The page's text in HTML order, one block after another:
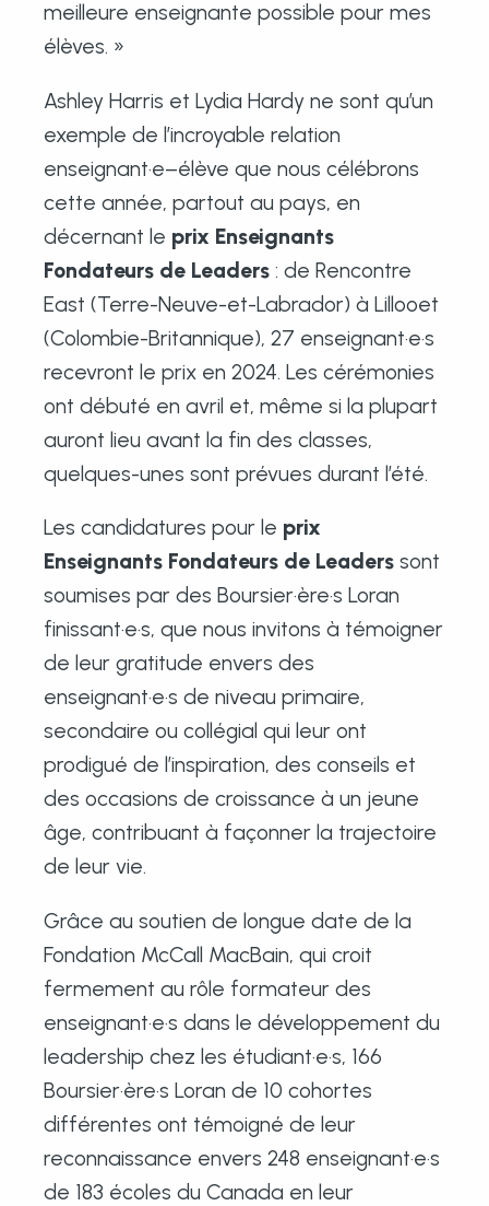
meilleure enseignante possible pour mes
élèves. »
Ashley Harris et Lydia Hardy ne sont qu’un
exemple de l’incroyable relation
enseignant·e–élève que nous célébrons
cette année, partout au pays, en
décernant le prix Enseignants
Fondateurs de Leaders : de Rencontre
East (Terre-Neuve-et-Labrador) à Lillooet
(Colombie-Britannique), 27 enseignant·e·s
recevront le prix en 2024. Les cérémonies
ont débuté en avril et, même si la plupart
auront lieu avant la fin des classes,
quelques-unes sont prévues durant l’été.
Les candidatures pour le prix
Enseignants Fondateurs de Leaders sont
soumises par des Boursier·ère·s Loran
finissant·e·s, que nous invitons à témoigner
de leur gratitude envers des
enseignant·e·s de niveau primaire,
secondaire ou collégial qui leur ont
prodigué de l’inspiration, des conseils et
des occasions de croissance à un jeune
âge, contribuant à façonner la trajectoire
de leur vie.
Grâce au soutien de longue date de la
Fondation McCall MacBain, qui croit
fermement au rôle formateur des
enseignant·e·s dans le développement du
leadership chez les étudiant·e·s, 166
Boursier·ère·s Loran de 10 cohortes
différentes ont témoigné de leur
reconnaissance envers 248 enseignant·e·s
de 183 écoles du Canada en leur